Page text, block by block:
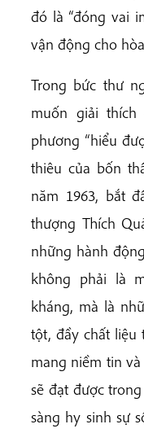
đó là “đóng vai
vận động cho
Trong bức thư
muốn giải
phương “hiểu
thiêu của bốn
năm 1963, bắt
thượng Thích
những hành
không phải là
kháng, mà là
tột, đầy chất liệu
mang niềm tin
sẽ đạt được
sàng hy sinh sự